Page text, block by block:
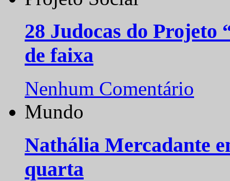
28 Judocas do
de faixa
Nenhum Comentário
Mundo
Nathália Mercadante
quarta